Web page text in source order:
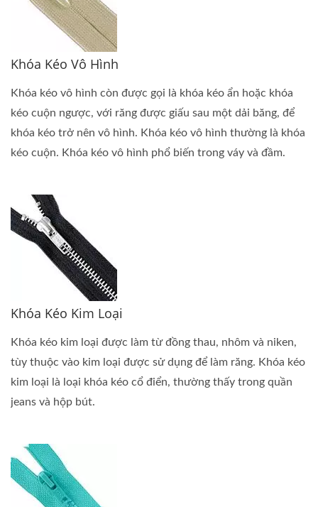
Khóa Kéo Vô Hình
Khóa kéo vô hình còn được gọi là khóa kéo ẩn hoặc khóa
kéo cuộn ngược, với răng được giấu sau một dải băng, để
khóa kéo trở nên vô hình. Khóa kéo vô hình thường là khóa
kéo cuộn. Khóa kéo vô hình phổ biến trong váy và đầm.
Khóa Kéo Kim Loại
Khóa kéo kim loại được làm từ đồng thau, nhôm và niken,
tùy thuộc vào kim loại được sử dụng để làm răng. Khóa kéo
kim loại là loại khóa kéo cổ điển, thường thấy trong quần
jeans và hộp bút.